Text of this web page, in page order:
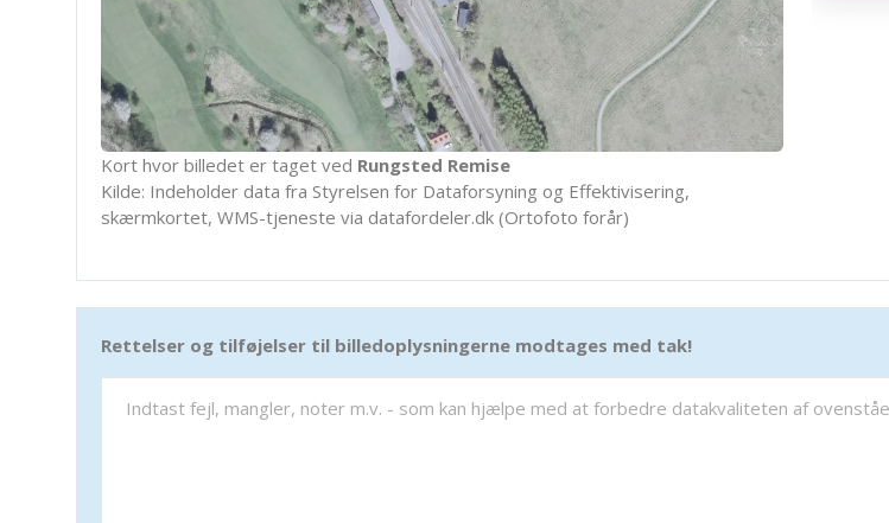
Kort hvor billedet er taget ved Rungsted Remise
Kilde: Indeholder data fra Styrelsen for Dataforsyning og Effektivisering,
skærmkortet, WMS-tjeneste via datafordeler.dk (Ortofoto forår)
Rettelser og tilføjelser til billedoplysningerne modtages med tak!